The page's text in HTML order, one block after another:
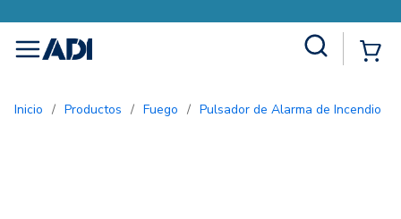
menu
Inicio / Productos / Fuego / Pulsador de Alarma de Incendio